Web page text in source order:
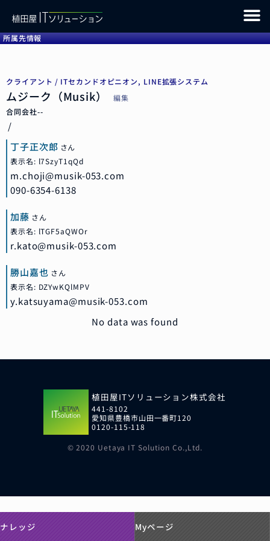
ナレッジ Myページ
所属先情報
クライアント / ITセカンドオピニオン, LINE拡張システム
ムジーク （Musik）
編集
合同会社--
/
丁子正次郎 さん
表示名: l7SzyT1qQd
m.choji@musik-053.com
090-6354-6138
加藤 さん
表示名: lTGF5aQWOr
r.kato@musik-053.com
勝山嘉也 さん
表示名: DZYwKQlMPV
y.katsuyama@musik-053.com
No data was found
植田屋ITソリューション株式会社
441-8102
愛知県豊橋市山田一番町120
0120-115-118
© 2020 Uetaya IT Solution Co.,Ltd.